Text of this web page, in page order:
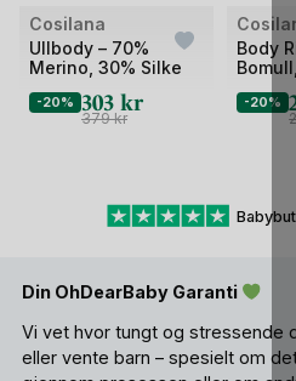
Bilde
av
Cosilana
Ullbody – 70%
Merino, 30% Silke
-20% 303 kr
379kr
Bilde
av
2
Body
-20%
Din OhDearBaby Garanti
Vi vet hvor tungt og stressende
eller vente barn – spesielt om